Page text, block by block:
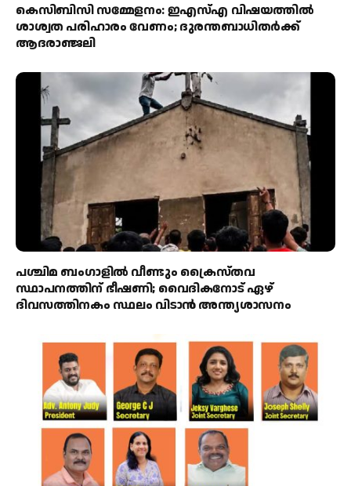
കെസിബിസി സമ്മേളനം: ഇഎസ്എ വിഷയത്തിൽ
ശാശ്വത പരിഹാരം വേണം; ദുരന്തബാധിതർക്ക്
ആദരാഞ്ജലി
പശ്ചിമ ബംഗാളിൽ വീണ്ടും ക്രൈസ്തവ
സ്ഥാപനത്തിന് ഭീഷണി; വൈദികനോട് ഏഴ്
ദിവസത്തിനകം സ്ഥലം വിടാൻ അന്ത്യശാസനം